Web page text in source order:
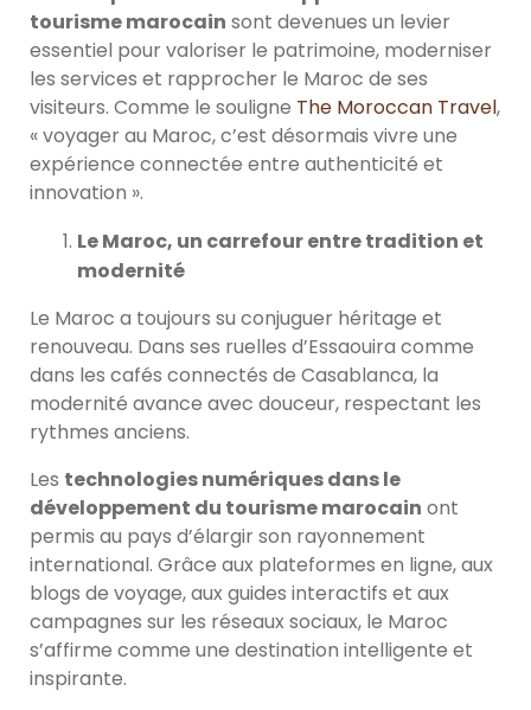
tourisme marocain sont devenues un levier
essentiel pour valoriser le patrimoine, moderniser
les services et rapprocher le Maroc de ses
visiteurs. Comme le souligne The Moroccan Travel,
« voyager au Maroc, c’est désormais vivre une
expérience connectée entre authenticité et
innovation ».
Le Maroc, un carrefour entre tradition et
modernité
Le Maroc a toujours su conjuguer héritage et
renouveau. Dans ses ruelles d’Essaouira comme
dans les cafés connectés de Casablanca, la
modernité avance avec douceur, respectant les
rythmes anciens.
Les technologies numériques dans le
développement du tourisme marocain ont
permis au pays d’élargir son rayonnement
international. Grâce aux plateformes en ligne, aux
blogs de voyage, aux guides interactifs et aux
campagnes sur les réseaux sociaux, le Maroc
s’affirme comme une destination intelligente et
inspirante.